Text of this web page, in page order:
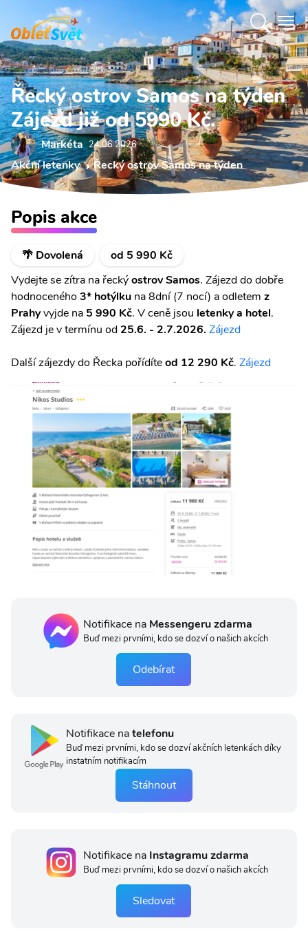
Řecký ostrov Samos na týden
Zájezd již od 5990 Kč.
Markéta 24.06 2026
Akční letenky Řecký ostrov Samos na týden
Popis akce
🌴 Dovolená
od 5 990 Kč
Vydejte se zítra na řeckýostrov Samos. Zájezd do dobře
hodnoceného 3* hotýlku na 8dní (7 nocí) a odletem z
Prahyvyjde na 5 990 Kč. V ceně jsou letenky a hotel.
Zájezd je v termínu od 25.6. - 2.7.2026. Zájezd
Další zájezdy do Řecka pořídíteod 12 290 Kč. Zájezd
Notifikace na Messengeru zdarma
Buď mezi prvními, kdo se dozví o našich akcích
Odebírat
Notifikace natelefonu
Buď mezi prvními, kdo se dozví akčních letenkách díky
instatním notifikacím
Stáhnout
Notifikace na Instagramu zdarma
Buď mezi prvními, kdo se dozví o našich akcích
Sledovat